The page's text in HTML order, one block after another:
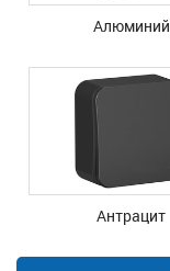
Алюминий
Антрацит